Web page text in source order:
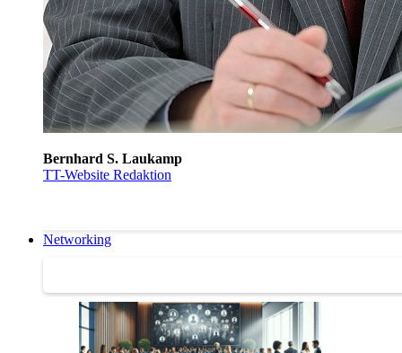
Bernhard S. Laukamp
TT-Website Redaktion
Networking